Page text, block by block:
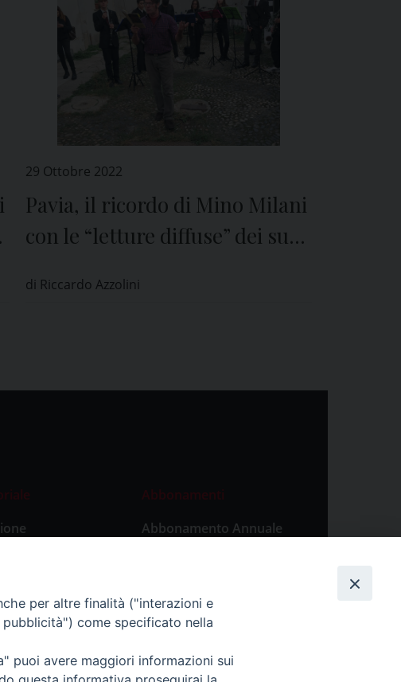
29 Ottobre 2022
Pavia, il ricordo di Mino Milani
con le “letture diffuse” dei suoi
di Riccardo Azzolini
Abbonamenti
Abbonamento Annuale
Abbonamento Singola
per altre finalità ("interazioni e
come specificato nella
puoi avere maggiori informazioni sui